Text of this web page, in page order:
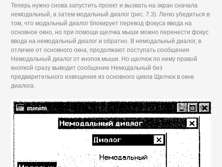
Теперь нужно снова запустить проект и вызвать на экран сначала
немодальный, а затем модальный диалог (рис. 7.3). Легко убедиться в
том, что модальный диалог блокирует перевод фокуса ввода на
основное окно, но при помощи щелчка мыши можно перенести фокус
ввода на немодальный диалог и обратно. В немодальный диалог, в
отличие от основного окна, продолжают поступать сообщения
Немодальный диалог от кнопок мыши. Но щелчок по нему правой
кнопкой сразу выводит сообщение Немодальный без
предварительного извещения из основного цикла Щелчок в окне
диалога.